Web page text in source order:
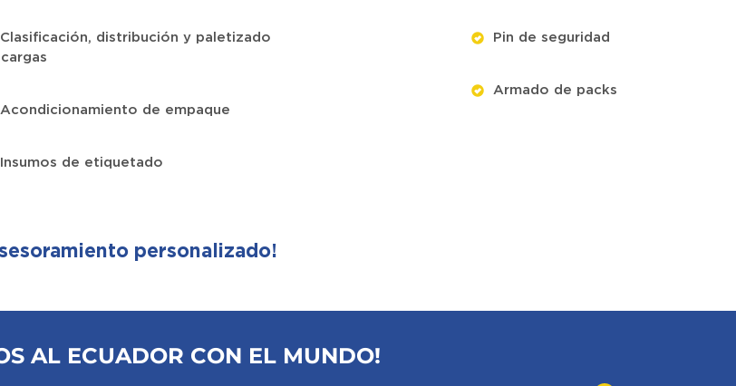
Clasificación, distribución y paletizado
Acondicionamiento de empaque
Insumos de etiquetado
Pin de seguridad
Armado de packs
personalizado!
AL ECUADOR CON EL MUNDO!